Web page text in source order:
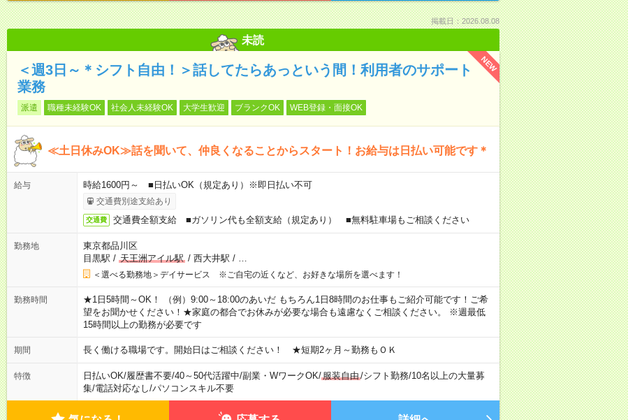
掲載日：2026.08.08
未読
NEW
＜週3日～＊シフト自由！＞話してたらあっという間！利用者のサポート
業務
派遣 職種未経験OK 社会人未経験OK 大学生歓迎 ブランクOK WEB登録・面接OK
≪土日休みOK≫話を聞いて、仲良くなることからスタート！お給与は日払い可能です＊
給与 時給1600円～ ■日払いOK（規定あり）※即日払い不可
交通費別途支給あり
交通費 交通費全額支給 ■ガソリン代も全額支給（規定あり） ■無料駐車場もご相談ください
勤務地
東京都品川区
目黒駅 / 天王洲アイル駅/ 西大井駅 /
＜選べる勤務地＞デイサービス ※ご自宅の近くなど、お好きな場所を選べます！
勤務時間
★1日5時間～OK！ （例）9:00～18:00のあいだ もちろん1日8時間のお仕事もご紹介可能です！ご希
望をお聞かせください！★家庭の都合でお休みが必要な場合も遠慮なくご相談ください。 ※週最低
15時間以上の勤務が必要です
期間 長く働ける職場です。開始日はご相談ください！ ★短期2ヶ月～勤務もＯＫ
特徴 日払いOK/履歴書不要/40～50代活躍中/副業・WワークOK/服装自由/シフト勤務/10名以上の大量募
集/電話対応なし/パソコンスキル不要